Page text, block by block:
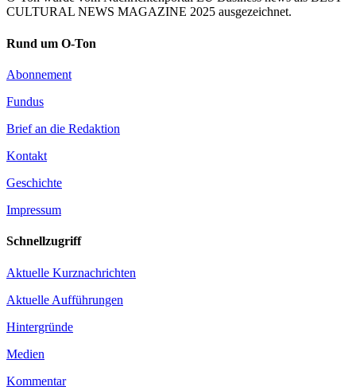
CULTURAL NEWS MAGAZINE 2025 ausgezeichnet.
Rund um O-Ton
Abonnement
Fundus
Brief an die Redaktion
Kontakt
Geschichte
Impressum
Schnellzugriff
Aktuelle Kurznachrichten
Aktuelle Aufführungen
Hintergründe
Medien
Kommentar